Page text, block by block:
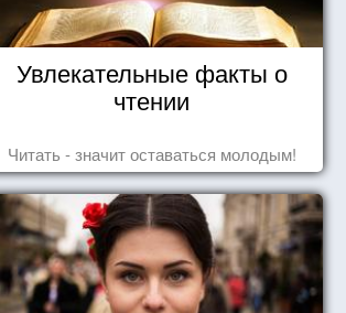
Увлекательные факты о
чтении
Читать - значит оставаться молодым!